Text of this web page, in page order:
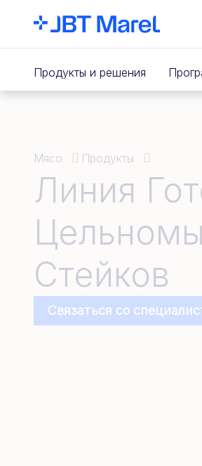
Продукты и решения
Мясо Продукты
Линия
Стейков
Связаться со